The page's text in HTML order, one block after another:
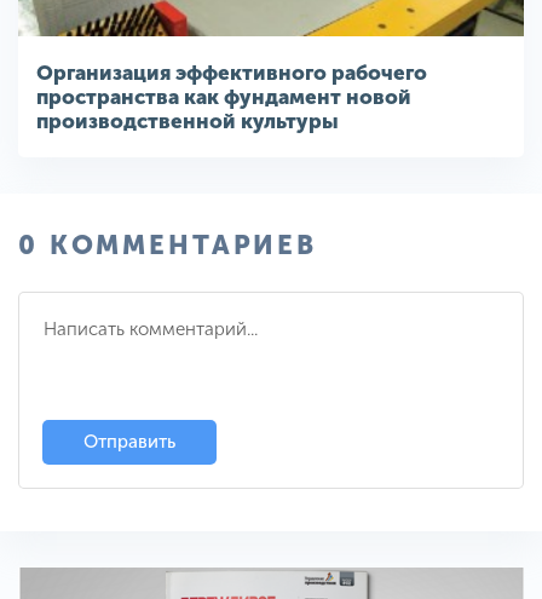
Организация эффективного рабочего
пространства как фундамент новой
производственной культуры
0 КОММЕНТАРИЕВ
Отправить